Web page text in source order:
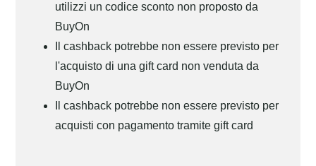
utilizzi un codice sconto non proposto da
BuyOn
Il cashback potrebbe non essere previsto per
l'acquisto di una gift card non venduta da
BuyOn
Il cashback potrebbe non essere previsto per
acquisti con pagamento tramite gift card